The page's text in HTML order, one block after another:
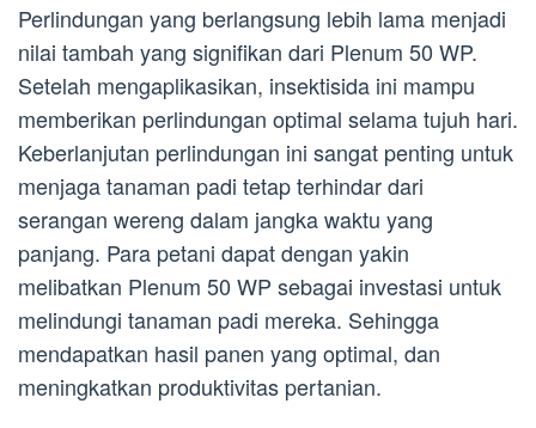
Perlindungan yang berlangsung lebih lama menjadi
nilai tambah yang signifikan dari Plenum 50 WP.
Setelah mengaplikasikan, insektisida ini mampu
memberikan perlindungan optimal selama tujuh hari.
Keberlanjutan perlindungan ini sangat penting untuk
menjaga tanaman padi tetap terhindar dari
serangan wereng dalam jangka waktu yang
panjang. Para petani dapat dengan yakin
melibatkan Plenum 50 WP sebagai investasi untuk
melindungi tanaman padi mereka. Sehingga
mendapatkan hasil panen yang optimal, dan
meningkatkan produktivitas pertanian.